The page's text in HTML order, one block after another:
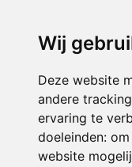
Wij
Deze website
andere
ervaring te
doeleinden:
website